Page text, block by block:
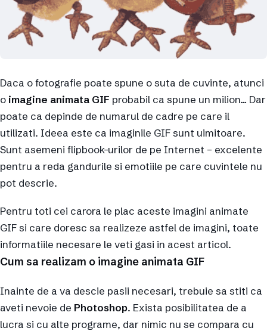
Daca o fotografie poate spune o suta de cuvinte, atunci
o imagine animata GIF probabil ca spune un milion… Dar
poate ca depinde de numarul de cadre pe care il
utilizati. Ideea este ca imaginile GIF sunt uimitoare.
Sunt asemeni flipbook-urilor de pe Internet – excelente
pentru a reda gandurile si emotiile pe care cuvintele nu
pot descrie.
Pentru toti cei carora le plac aceste imagini animate
GIF si care doresc sa realizeze astfel de imagini, toate
informatiile necesare le veti gasi in acest articol.
Cum sa realizam o imagine animata GIF
Inainte de a va descie pasii necesari, trebuie sa stiti ca
aveti nevoie de Photoshop. Exista posibilitatea de a
lucra si cu alte programe, dar nimic nu se compara cu